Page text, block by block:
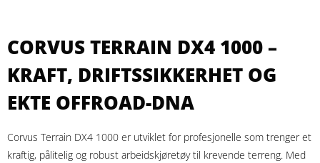
CORVUS TERRAIN DX4 1000 –
KRAFT, DRIFTSSIKKERHET OG
EKTE OFFROAD-DNA
Corvus Terrain DX4 1000 er utviklet for profesjonelle som trenger et
kraftig, pålitelig og robust arbeidskjøretøy til krevende terreng. Med